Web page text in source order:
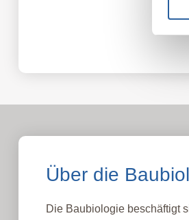
Über die
Die Baubiologie beschäftigt